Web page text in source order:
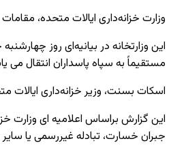
وزارت خزانه‌داری ایالات متحده،
این وزارتخانه در بیانیه‌ای روز
مستقیماً به سپاه پاسداران انتقال می
اسکات بسنت، وزیر خزانه‌داری
این گزارش براساس اعلامیه ای وزارت
جبران خسارت، تبادله غیررسمی یا